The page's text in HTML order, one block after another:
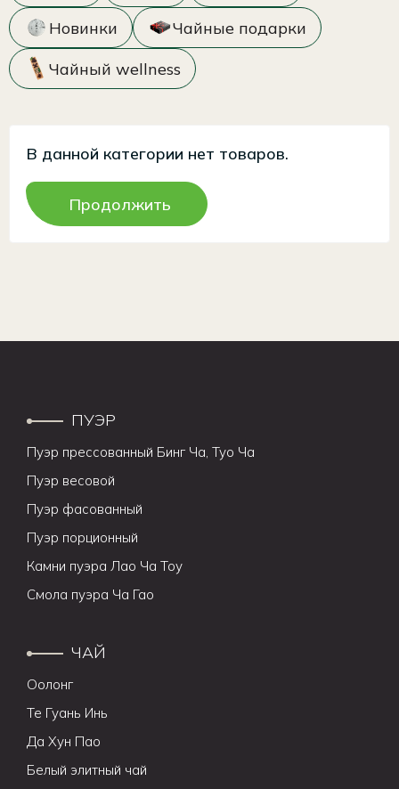
Новинки
Чайные подарки
Чайный wellness
В данной категории нет товаров.
Продолжить
ПУЭР
Пуэр прессованный Бинг Ча, Туо Ча
Пуэр весовой
Пуэр фасованный
Пуэр порционный
Камни пуэра Лао Ча Тоу
Смола пуэра Ча Гао
ЧАЙ
Оолонг
Те Гуань Инь
Да Хун Пао
Белый элитный чай